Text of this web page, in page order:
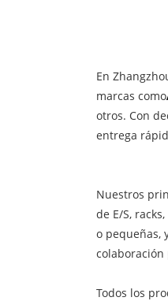
En
marcas como
otros. Con
entrega
Nuestros
de E/S,
o pequeñas,
Todos los